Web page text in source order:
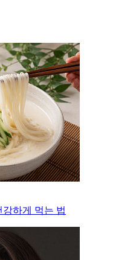
강하게 먹는 법